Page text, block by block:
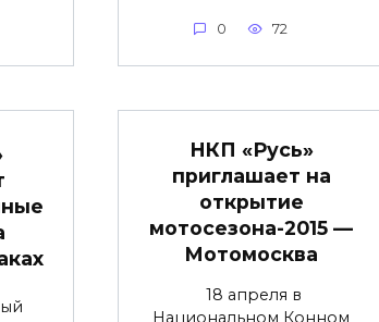
0 72
НКП «Русь»
приглашает на
открытие
мотосезона-2015 —
Мотомосква
18 апреля в
Национальном Конном